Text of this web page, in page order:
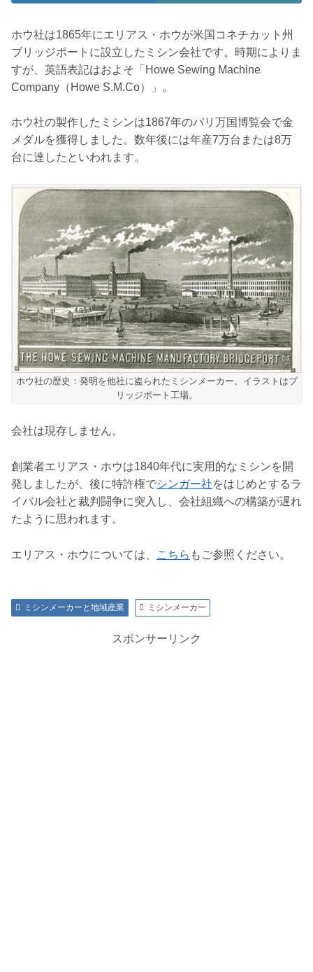
ホウ社は1865年にエリアス・ホウが米国コネチカット州
ブリッジポートに設立したミシン会社です。時期によりま
すが、英語表記はおよそ「Howe Sewing Machine
Company（Howe S.M.Co）」。
ホウ社の製作したミシンは1867年のパリ万国博覧会で金
メダルを獲得しました。数年後には年産7万台または8万
台に達したといわれます。
ホウ社の歴史：発明を他社に盗られたミシンメーカー。イラストはブ
リッジポート工場。
会社は現存しません。
創業者エリアス・ホウは1840年代に実用的なミシンを開
発しましたが、後に特許権でシンガー社をはじめとするラ
イバル会社と裁判闘争に突入し、会社組織への構築が遅れ
たように思われます。
エリアス・ホウについては、 こちら もご参照ください。
ミシンメーカーと地域産業 ミシンメーカー
スポンサーリンク